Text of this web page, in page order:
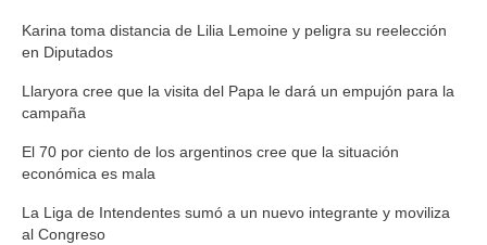
Karina toma distancia de Lilia Lemoine y peligra su reelección
en Diputados
Llaryora cree que la visita del Papa le dará un empujón para la
campaña
El 70 por ciento de los argentinos cree que la situación
económica es mala
La Liga de Intendentes sumó a un nuevo integrante y moviliza
al Congreso